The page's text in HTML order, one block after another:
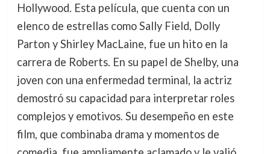
Hollywood. Esta película, que cuenta con un
elenco de estrellas como Sally Field, Dolly
Parton y Shirley MacLaine, fue un hito en la
carrera de Roberts. En su papel de Shelby, una
joven con una enfermedad terminal, la actriz
demostró su capacidad para interpretar roles
complejos y emotivos. Su desempeño en este
film, que combinaba drama y momentos de